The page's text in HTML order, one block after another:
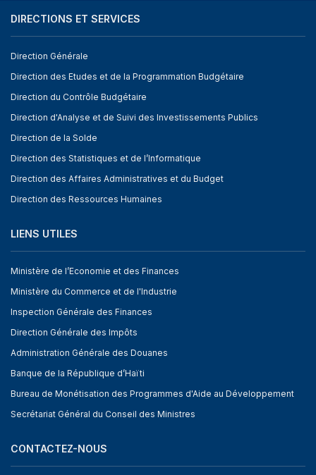
DIRECTIONS ET SERVICES
Direction Générale
Direction des Etudes et de la Programmation Budgétaire
Direction du Contrôle Budgétaire
Direction d'Analyse et de Suivi des Investissements Publics
Direction de la Solde
Direction des Statistiques et de l’Informatique
Direction des Affaires Administratives et du Budget
Direction des Ressources Humaines
LIENS UTILES
Ministère de l’Economie et des Finances
Ministère du Commerce et de l'Industrie
Inspection Générale des Finances
Direction Générale des Impôts
Administration Générale des Douanes
Banque de la République d’Haïti
Bureau de Monétisation des Programmes d'Aide au Développement
Secrétariat Général du Conseil des Ministres
CONTACTEZ-NOUS